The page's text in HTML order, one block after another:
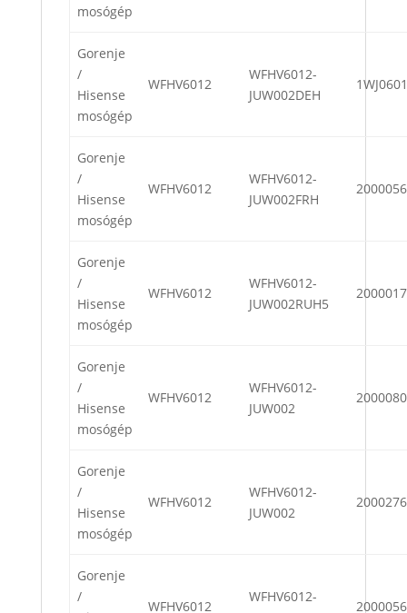
mosógép
Gorenje
/
Hisense
mosógép
WFHV6012
WFHV6012-
JUW002DEH
Gorenje
/
Hisense
mosógép
WFHV6012
WFHV6012-
JUW002FRH
Gorenje
/
Hisense
mosógép
WFHV6012
WFHV6012-
JUW002RUH5
Gorenje
/
Hisense
mosógép
WFHV6012
WFHV6012-
JUW002
Gorenje
/
Hisense
mosógép
WFHV6012
WFHV6012-
JUW002
Gorenje
/
WFHV6012
WFHV6012-